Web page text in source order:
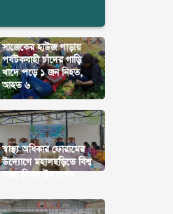
সাজেকের হাউজ পাড়ায়
পর্যটকবাহী চাঁদের গাড়ি
খাদে পড়ে ১ জন নিহত,
আহত ৬
স্বাস্থ্য অধিকার ফোরামের
উদ্যোগে মহালছড়িতে বিশ্ব
স্বাস্থ্য দিবস উদযাপন